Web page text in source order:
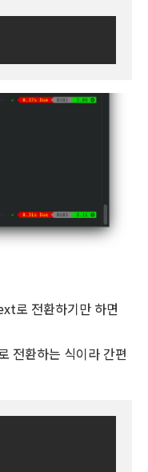
로 전환하기만 하면
전환하는 식이라 간편